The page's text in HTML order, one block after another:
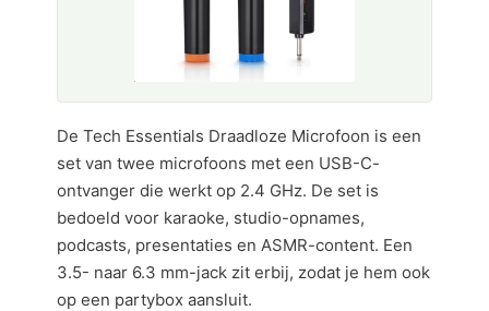
De Tech Essentials Draadloze Microfoon is een
set van twee microfoons met een USB-C-
ontvanger die werkt op 2.4 GHz. De set is
bedoeld voor karaoke, studio-opnames,
podcasts, presentaties en ASMR-content. Een
3.5- naar 6.3 mm-jack zit erbij, zodat je hem ook
op een partybox aansluit.